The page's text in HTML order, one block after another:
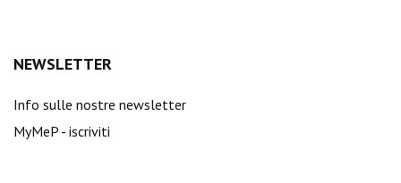
NEWSLETTER
Info sulle nostre newsletter
MyMeP - iscriviti